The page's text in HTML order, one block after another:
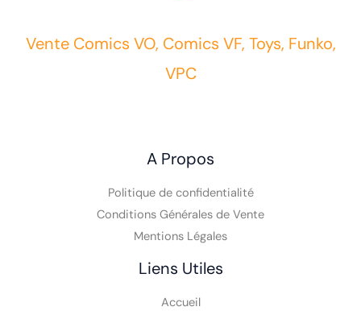
Vente Comics VO, Comics VF, Toys, Funko,
VPC
A Propos
Politique de confidentialité
Conditions Générales de Vente
Mentions Légales
Liens Utiles
Accueil